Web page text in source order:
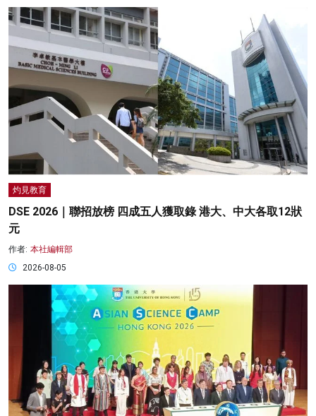
灼見教育
DSE 2026｜聯招放榜 四成五人獲取錄 港大、中大各取12狀
元
作者: 本社編輯部
2026-08-05